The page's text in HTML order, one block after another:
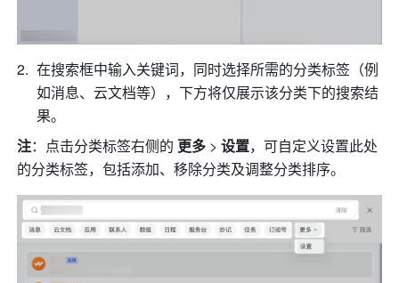
在搜索框中输入关键词，同时选择所需的分类标签（例
如消息、云文档等），下方将仅展示该分类下的搜索结
果。
注：点击分类标签右侧的 更多 > 设置，可自定义设置此处
的分类标签，包括添加、移除分类及调整分类排序。